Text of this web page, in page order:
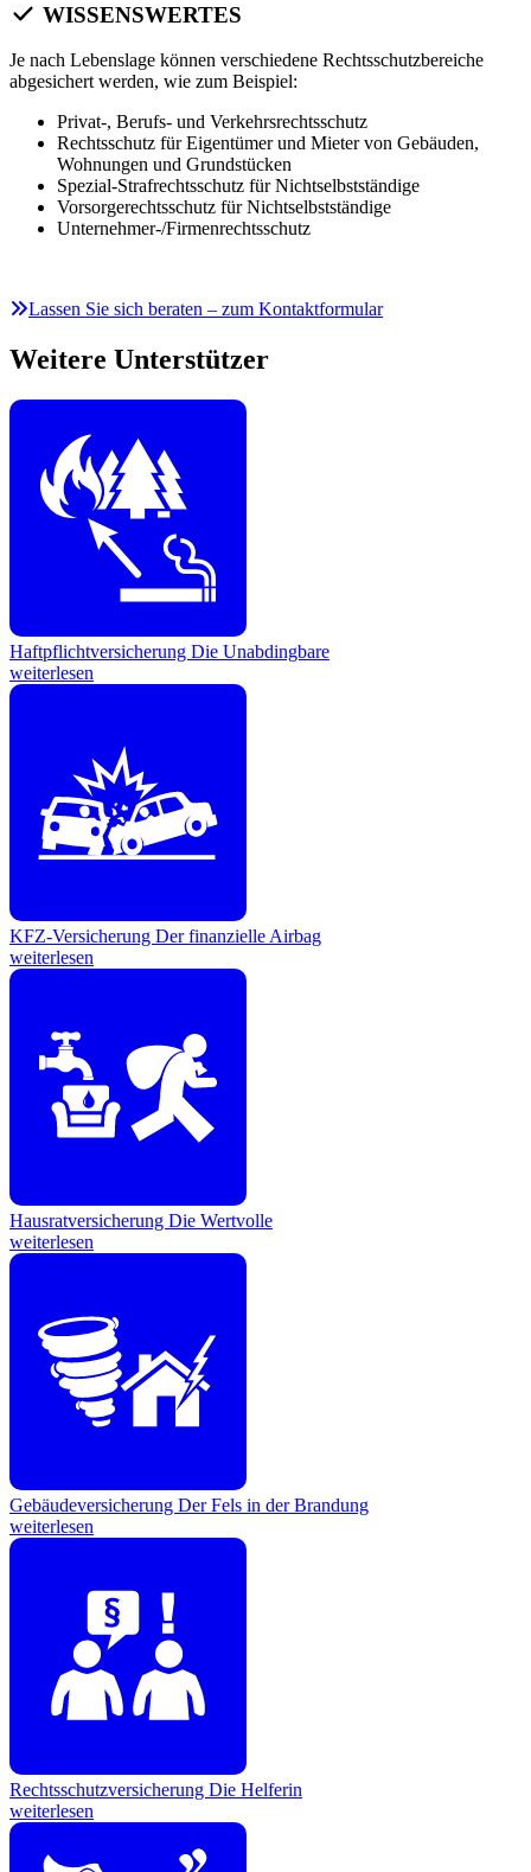
WISSENSWERTES
Je nach Lebenslage können verschiedene Rechtsschutzbereiche
abgesichert werden, wie zum Beispiel:
Privat-, Berufs- und Verkehrsrechtsschutz
Rechtsschutz für Eigentümer und Mieter von Gebäuden,
Wohnungen und Grundstücken
Spezial-Strafrechtsschutz für Nichtselbstständige
Vorsorgerechtsschutz für Nichtselbstständige
Unternehmer-/Firmenrechtsschutz
Lassen Sie sich beraten – zum Kontaktformular
Weitere Unterstützer
Haftpflichtversicherung Die Unabdingbare
weiterlesen
KFZ-Versicherung Der finanzielle Airbag
weiterlesen
Hausratversicherung Die Wertvolle
weiterlesen
Gebäudeversicherung Der Fels in der Brandung
weiterlesen
Rechtsschutzversicherung Die Helferin
weiterlesen